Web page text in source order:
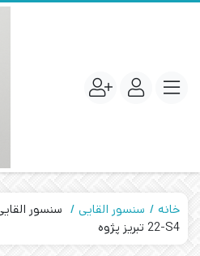
خانه سنسور القایی
22-S4 تبریز پژوه